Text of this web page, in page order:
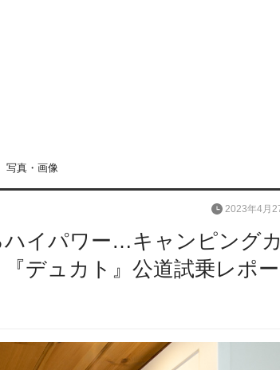
写真・画像
イパワー…キャンピング
デュカト』公道試乗レポ
2023年4月